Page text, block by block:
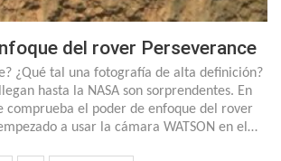
del rover Perseverance
¿Qué tal una fotografía de alta definición?
hasta la NASA son sorprendentes. En
comprueba el poder de enfoque del rover
a usar la cámara WATSON en el…